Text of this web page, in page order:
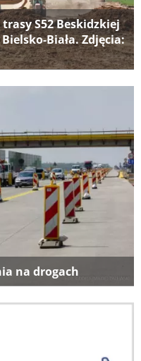
S52 Beskidzkiej
Biała. Zdjęcia:
na drogach